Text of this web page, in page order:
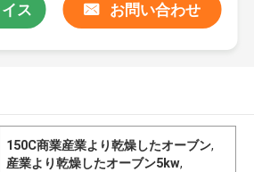
ス お問い合わせ
150C商業産業より乾燥したオーブン,
産業より乾燥したオーブン5kw,